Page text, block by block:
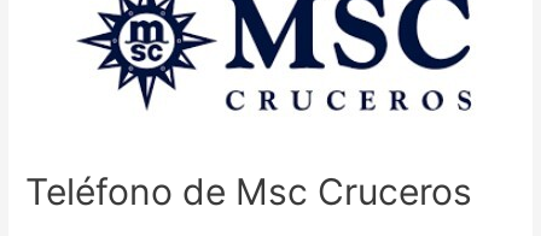
Teléfono de Msc Cruceros